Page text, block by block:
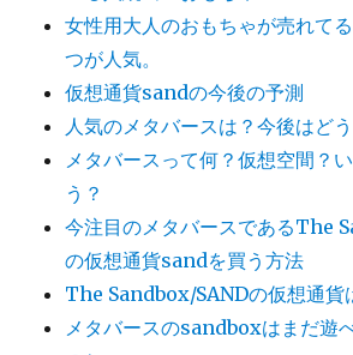
女性用大人のおもちゃが売れて
つが人気。
仮想通貨sandの今後の予測
人気のメタバースは？今後はど
メタバースって何？仮想空間？
う？
今注目のメタバースであるThe
の仮想通貨sandを買う方法
The Sandbox/SANDの仮想通貨
メタバースのsandboxはまだ遊